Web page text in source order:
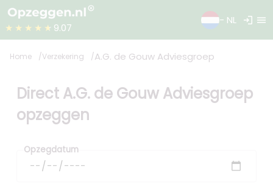
★★★★★ 9.07
- NL login menu
Home Verzekering A.G. de Gouw Adviesgroep
Direct A.G. de Gouw Adviesgroep
opzeggen
Opzegdatum